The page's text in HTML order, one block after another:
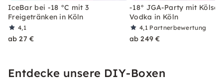
IceBar bei -18 °C mit 3
Freigetränken in Köln
4,1
ab 27 €
-18° JGA-Party mit
Vodka in Köln
4,1 Partnerbewertung
ab 249 €
Entdecke unsere DIY-Boxen